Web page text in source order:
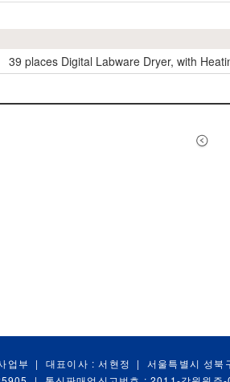
39 places Digital Labware Dryer, with
업부 | 대표이사 : 서현정 |
서울특별시 성